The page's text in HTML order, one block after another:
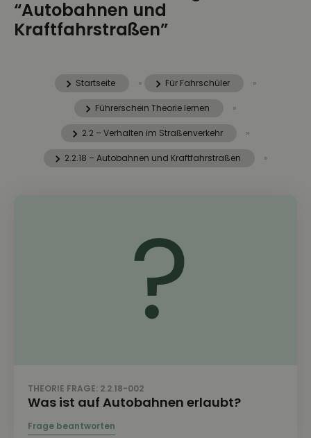
“Autobahnen und
Kraftfahrstraßen”
Startseite » Für Fahrschüler »
Führerschein Theorie lernen »
2.2 – Verhalten im Straßenverkehr »
2.2.18 – Autobahnen und Kraftfahrstraßen »
THEORIE FRAGE: 2.2.18-002
Was ist auf Autobahnen erlaubt?